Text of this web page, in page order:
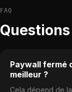
FAQ
Paywall fermé
meilleur ?
Cela dépend de